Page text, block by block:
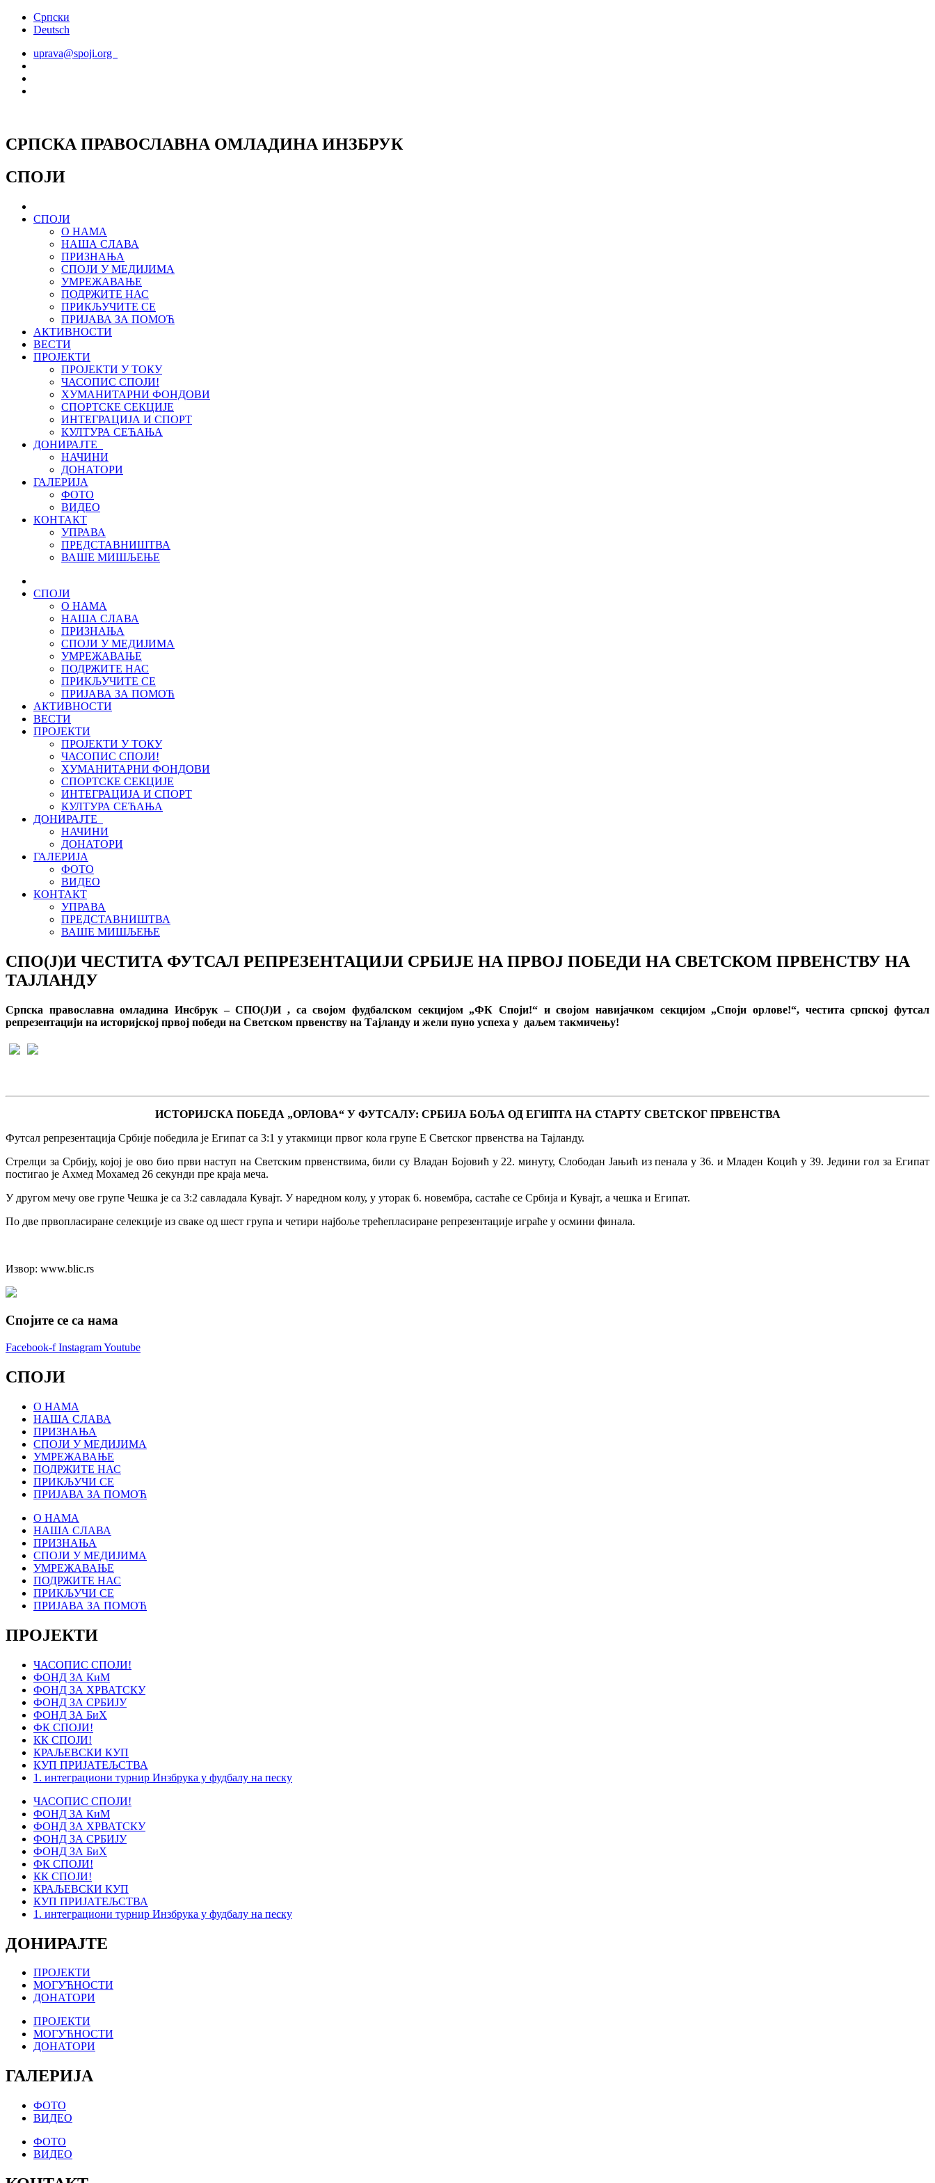
СкочитеСрпски
Deutsch
uprava@spoji.org
СРПСКА ПРАВОСЛАВНА ОМЛАДИНА ИНЗБРУК
СПОЈИ
СПОЈИ
О НАМА
НАША СЛАВА
ПРИЗНАЊА
СПОЈИ У МЕДИЈИМА
УМРЕЖАВАЊЕ
ПОДРЖИТЕ НАС
ПРИКЉУЧИТЕ СЕ
ПРИЈАВА ЗА ПОМОЋ
АКТИВНОСТИ
ВЕСТИ
ПРОЈЕКТИ
ПРОЈЕКТИ У ТОКУ
ЧАСОПИС СПОЈИ!
ХУМАНИТАРНИ ФОНДОВИ
СПОРТСКЕ СЕКЦИЈЕ
ИНТЕГРАЦИЈА И СПОРТ
КУЛТУРА СЕЋАЊА
ДОНИРАЈТЕ
НАЧИНИ
ДОНАТОРИ
ГАЛЕРИЈА
ФОТО
ВИДЕО
КОНТАКТ
УПРАВА
ПРЕДСТАВНИШТВА
ВАШЕ МИШЉЕЊЕ
СПОЈИ
О НАМА
НАША СЛАВА
ПРИЗНАЊА
СПОЈИ У МЕДИЈИМА
УМРЕЖАВАЊЕ
ПОДРЖИТЕ НАС
ПРИКЉУЧИТЕ СЕ
ПРИЈАВА ЗА ПОМОЋ
АКТИВНОСТИ
ВЕСТИ
ПРОЈЕКТИ
ПРОЈЕКТИ У ТОКУ
ЧАСОПИС СПОЈИ!
ХУМАНИТАРНИ ФОНДОВИ
СПОРТСКЕ СЕКЦИЈЕ
ИНТЕГРАЦИЈА И СПОРТ
КУЛТУРА СЕЋАЊА
ДОНИРАЈТЕ
НАЧИНИ
ДОНАТОРИ
ГАЛЕРИЈА
ФОТО
ВИДЕО
КОНТАКТ
УПРАВА
ПРЕДСТАВНИШТВА
ВАШЕ МИШЉЕЊЕ
СПО(Ј)И ЧЕСТИТА ФУТСАЛ РЕПРЕЗЕНТАЦИЈИ СРБИЈЕ НА ПРВОЈ ПОБЕДИ НА СВЕТСКОМ ПРВЕНСТВУ НА
ТАЈЛАНДУ
Српска православна омладина Инсбрук – СПО(Ј)И , са својом фудбалском секцијом „ФК Споји!“ и својом навијачком секцијом „Споји орлове!“, честита српској футсал
репрезентацији на историјској првој победи на Светском првенству на Тајланду и жели пуно успеха у даљем такмичењу!
ИСТОРИЈСКА ПОБЕДА „ОРЛОВА“ У ФУТСАЛУ: СРБИЈА БОЉА ОД ЕГИПТА НА СТАРТУ СВЕТСКОГ ПРВЕНСТВА
Футсал репрезентација Србије победила је Египат са 3:1 у утакмици првог кола групе Е Светског првенства на Тајланду.
Стрелци за Србију, којој је ово био први наступ на Светским првенствима, били су Владан Бојовић у 22. минуту, Слободан Јањић из пенала у 36. и Младен Коцић у 39. Једини гол за Египат
постигао је Ахмед Мохамед 26 секунди пре краја меча.
У другом мечу ове групе Чешка је са 3:2 савладала Кувајт. У наредном колу, у уторак 6. новембра, састаће се Србија и Кувајт, а чешка и Египат.
По две првопласиране селекције из сваке од шест група и четири најбоље трећепласиране репрезентације играће у осмини финала.
Извор: www.blic.rs
Спојите се са нама
Facebook-f InstagramYoutube
СПОЈИ
О НАМА
НАША СЛАВА
ПРИЗНАЊА
СПОЈИ У МЕДИЈИМА
УМРЕЖАВАЊЕ
ПОДРЖИТЕ НАС
ПРИКЉУЧИ СЕ
ПРИЈАВА ЗА ПОМОЋ
О НАМА
НАША СЛАВА
ПРИЗНАЊА
СПОЈИ У МЕДИЈИМА
УМРЕЖАВАЊЕ
ПОДРЖИТЕ НАС
ПРИКЉУЧИ СЕ
ПРИЈАВА ЗА ПОМОЋ
ПРОЈЕКТИ
ЧАСОПИС СПОЈИ!
ФОНД ЗА КиМ
ФОНД ЗА ХРВАТСКУ
ФОНД ЗА СРБИЈУ
ФОНД ЗА БиХ
ФК СПОЈИ!
КК СПОЈИ!
КРАЉЕВСКИ КУП
КУП ПРИЈАТЕЉСТВА
1. интеграциони турнир Инзбрука у фудбалу на песку
ЧАСОПИС СПОЈИ!
ФОНД ЗА КиМ
ФОНД ЗА ХРВАТСКУ
ФОНД ЗА СРБИЈУ
ФОНД ЗА БиХ
ФК СПОЈИ!
КК СПОЈИ!
КРАЉЕВСКИ КУП
КУП ПРИЈАТЕЉСТВА
1. интеграциони турнир Инзбрука у фудбалу на песку
ДОНИРАЈТЕ
ПРОЈЕКТИ
МОГУЋНОСТИ
ДОНАТОРИ
ПРОЈЕКТИ
МОГУЋНОСТИ
ДОНАТОРИ
ГАЛЕРИЈА
ФОТО
ВИДЕО
ФОТО
ВИДЕО